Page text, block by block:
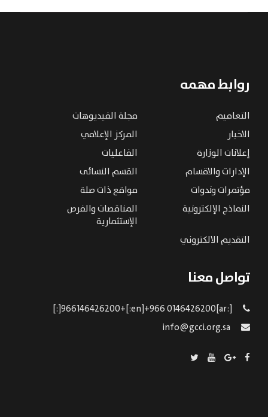
روابط مهمه
التعاميم
مجلة الفيديوهات
الاخبار
المركز الإعلامي
إعلانات الوزارة
الفاعليات
الإدارات والاقسام
القسم النسائى
مؤتمرات وندوات
مواقع ذات صلة
النماذج الإلكترونية
المناقصات والفرص
الإستثمارية
التقديم الالكتروني
تواصل معنا
[:ar]966146426200+[:en]+966 0146426200[:]